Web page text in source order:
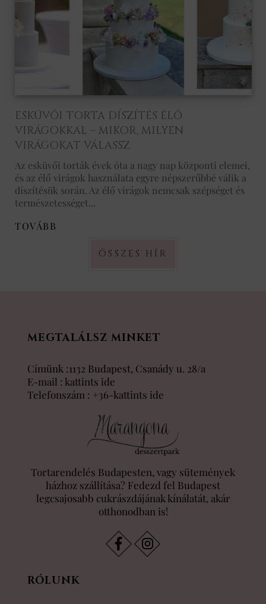
ESKÜVŐI TORTA DÍSZÍTÉS ÉLŐ
VIRÁGOKKAL – MIKOR, MILYEN
VIRÁGOKAT VÁLASSZ
Az esküvői torták évek óta a nagy nap központi elemei,
és az élő virágok használata egyre népszerűbbé válik a
díszítésük során. Az élő virágok nemcsak szépséget és
természetességet...
TOVÁBB
ÖSSZES HÍR
MEGTALÁLSZ MINKET
Címünk :1132 Budapest, Csanády u. 28/a
E-mail : kattints ide
Telefonszám : +36-kattints ide
Tortarendelés Budapesten, vagy sütemények
házhoz szállítása? Fedezd fel Budapest
legcsajosabb cukrászdájának kínálatát, akár
otthonodban is!
RÓLUNK